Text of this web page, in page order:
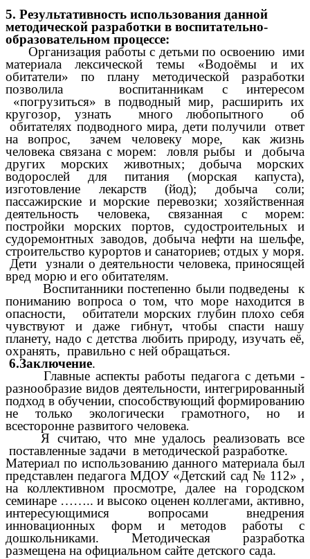
5. Результативность использования данной
методической разработки в воспитательно-
образовательном процессе:
Организация работы с детьми по освоению ими
материала лексической темы «Водоёмы и их
обитатели» по плану методической разработки
позволила воспитанникам с интересом
«погрузиться» в подводный мир, расширить их
кругозор, узнать много любопытного об
обитателях подводного мира, дети получили ответ
на вопрос, зачем человеку море, как жизнь
человека связана с морем: ловля рыбы и добыча
других морских животных; добыча морских
водорослей для питания (морская капуста),
изготовление лекарств (йод); добыча соли;
пассажирские и морские перевозки; хозяйственная
деятельность человека, связанная с морем:
постройки морских портов, судостроительных и
судоремонтных заводов, добыча нефти на шельфе,
строительство курортов и санаториев; отдых у моря.
Дети узнали о деятельности человека, приносящей
вред морю и его обитателям.
Воспитанники постепенно были подведены к
пониманию вопроса о том, что море находится в
опасности, обитатели морских глубин плохо себя
чувствуют и даже гибнут, чтобы спасти нашу
планету, надо с детства любить природу, изучать её,
охранять, правильно с ней обращаться.
6.Заключение.
Главные аспекты работы педагога с детьми -
разнообразие видов деятельности, интегрированный
подход в обучении, способствующий формированию
не только экологически грамотного, но и
всесторонне развитого человека.
Я считаю, что мне удалось реализовать все
поставленные задачи в методической разработке.
Материал по использованию данного материала был
представлен педагога МДОУ «Детский сад № 112» ,
на коллективном просмотре, далее на городском
семинаре …….. и высоко оценен коллегами, активно,
интересующимися вопросами внедрения
инновационных форм и методов работы с
дошкольниками. Методическая разработка
размещена на официальном сайте детского сада.